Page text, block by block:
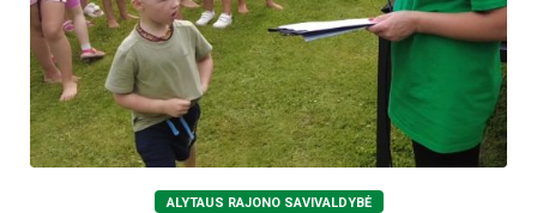
ALYTAUS RAJONO SAVIVALDYBĖ